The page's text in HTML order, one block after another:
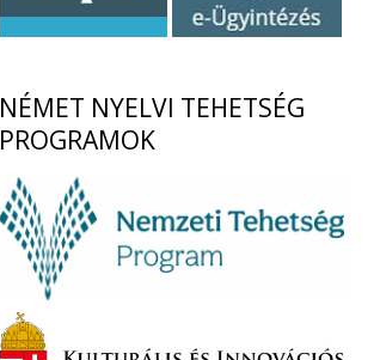
NÉMET NYELVI TEHETSÉG
PROGRAMOK